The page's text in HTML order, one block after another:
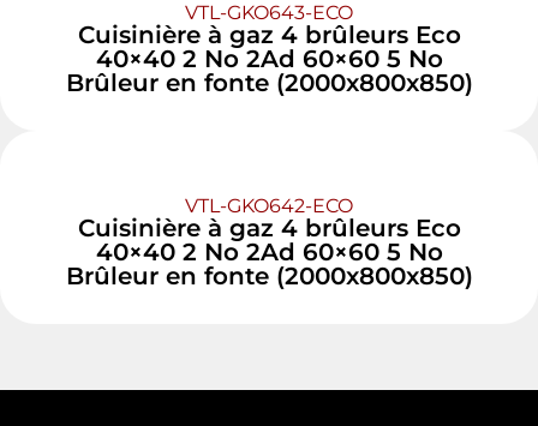
VTL-GKO643-ECO
Cuisinière à gaz 4 brûleurs Eco
40×40 2 No 2Ad 60×60 5 No
Brûleur en fonte (2000x800x850)
VTL-GKO642-ECO
Cuisinière à gaz 4 brûleurs Eco
40×40 2 No 2Ad 60×60 5 No
Brûleur en fonte (2000x800x850)